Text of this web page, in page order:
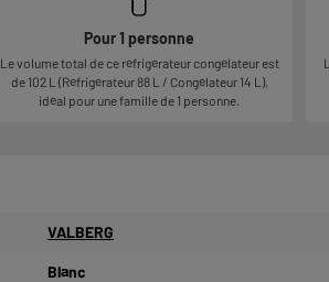
Pour 1 personne
Le volume total de ce réfrigérateur congélateur est
de 102 L (Réfrigérateur 88 L / Congélateur 14 L),
idéal pour une famille de 1 personne.
VALBERG
Blanc